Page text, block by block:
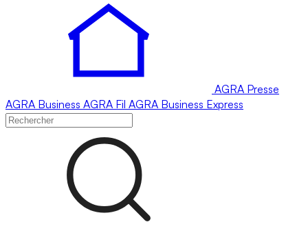
AGRA Presse
AGRA Business AGRA Fil AGRA Business Express